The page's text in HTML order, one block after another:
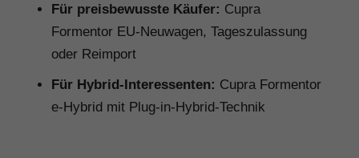
Für preisbewusste Käufer: Cupra
Formentor EU-Neuwagen, Tageszulassung
oder Reimport
Für Hybrid-Interessenten: Cupra Formentor
e-Hybrid mit Plug-in-Hybrid-Technik